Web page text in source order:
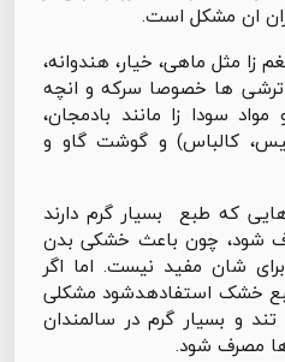
ان مشکل است.
زا مثل ماهی، خیار، هندوانه،
ها خصوصا سرکه و انچه
سودا زا مانند بادمجان،
کالباس) و گوشت گاو و
که طبع بسیار گرم دارند
شود، چون باعث خشکی بدن
شان مفید نیست. اما اگر
خشک استفادهدشود مشکلی
و بسیار گرم در سالمندان
مصرف شود.